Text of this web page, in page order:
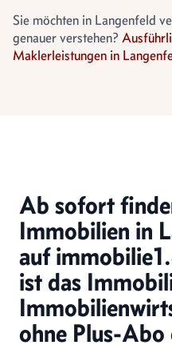
Sie möchten in Langenfeld
genauer verstehen?
Maklerleistungen in
Ab sofort
Immobilien in
auf
ist das
ohne Plus-